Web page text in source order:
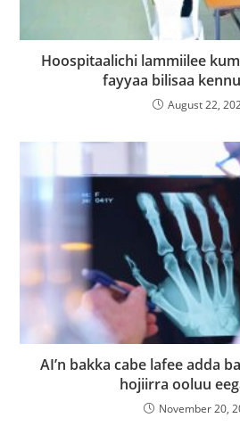
Hoospitaalichi lammiilee
fayyaa bilisaa
August 22,
AI’n bakka cabe lafee adda
hojiirra ooluu
November 20,